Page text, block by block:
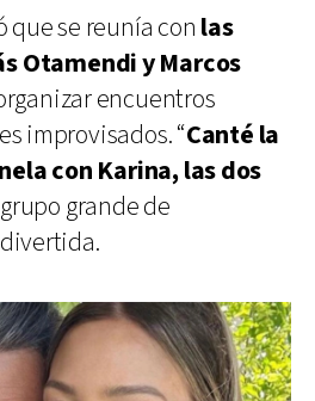
se reunía con las
Otamendi y Marcos
encuentros
improvisados. “Canté la
con Karina, las dos
grande de